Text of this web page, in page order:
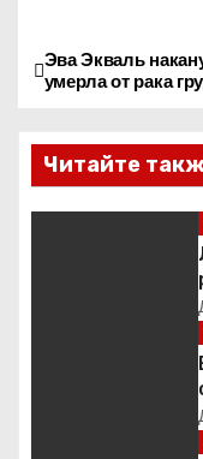
Н
в
и
Эва Экваль
умерла от рака
Читайте